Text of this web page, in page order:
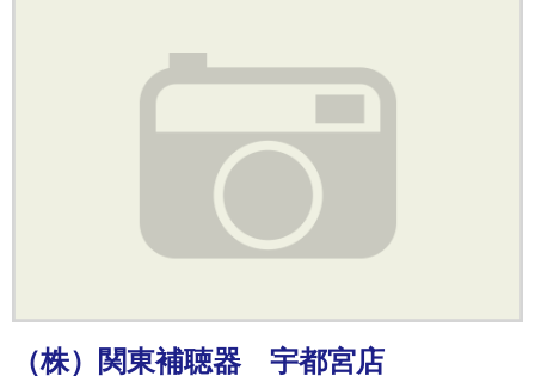
（株）関東補聴器 宇都宮店